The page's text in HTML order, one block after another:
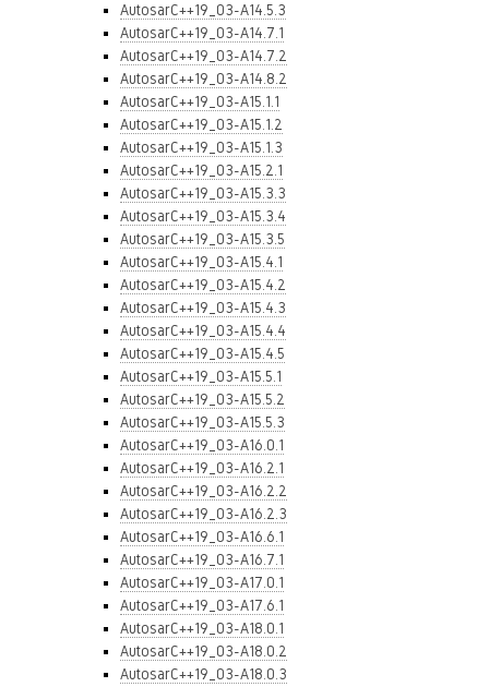
AutosarC++19_03-A14.5.3
AutosarC++19_03-A14.7.1
AutosarC++19_03-A14.7.2
AutosarC++19_03-A14.8.2
AutosarC++19_03-A15.1.1
AutosarC++19_03-A15.1.2
AutosarC++19_03-A15.1.3
AutosarC++19_03-A15.2.1
AutosarC++19_03-A15.3.3
AutosarC++19_03-A15.3.4
AutosarC++19_03-A15.3.5
AutosarC++19_03-A15.4.1
AutosarC++19_03-A15.4.2
AutosarC++19_03-A15.4.3
AutosarC++19_03-A15.4.4
AutosarC++19_03-A15.4.5
AutosarC++19_03-A15.5.1
AutosarC++19_03-A15.5.2
AutosarC++19_03-A15.5.3
AutosarC++19_03-A16.0.1
AutosarC++19_03-A16.2.1
AutosarC++19_03-A16.2.2
AutosarC++19_03-A16.2.3
AutosarC++19_03-A16.6.1
AutosarC++19_03-A16.7.1
AutosarC++19_03-A17.0.1
AutosarC++19_03-A17.6.1
AutosarC++19_03-A18.0.1
AutosarC++19_03-A18.0.2
AutosarC++19_03-A18.0.3